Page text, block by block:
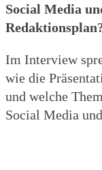
Social Media
Im Interview
wie die
und welche
Social Media